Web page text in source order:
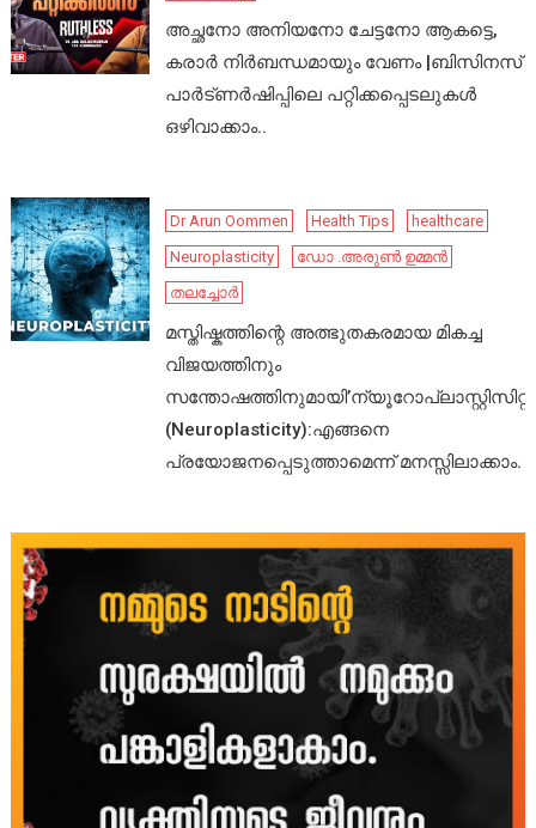
അച്ഛനോ അനിയനോ ചേട്ടനോ ആകട്ടെ,
കരാർ നിർബന്ധമായും വേണം |ബിസിനസ്
പാർട്ണർഷിപ്പിലെ പറ്റിക്കപ്പെടലുകൾ
ഒഴിവാക്കാം..
Dr Arun Oommen Health Tips
healthcare
Neuroplasticity
ഡോ .അരുൺ ഉമ്മൻ
തലച്ചോർ
മസ്തിഷ്കത്തിന്റെ അത്ഭുതകരമായ മികച്ച
വിജയത്തിനും
സന്തോഷത്തിനുമായി’ന്യൂറോപ്ലാസ്റ്റിസിറ്റി’
(Neuroplasticity):എങ്ങനെ
പ്രയോജനപ്പെടുത്താമെന്ന് മനസ്സിലാക്കാം.